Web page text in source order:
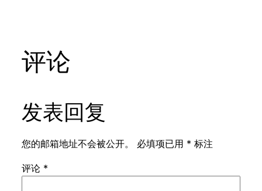
评论
发表回复
您的邮箱地址不会被公开。 必填项已用 * 标注
评论 *